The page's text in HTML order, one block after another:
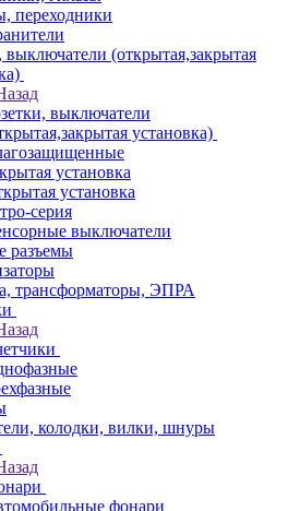
переходники
выключатели (открытая,закрытая
выключатели
установка)
установка
установка
серия
выключатели
разъемы
трансформаторы, ЭПРА
колодки, вилки, шнуры
фонари